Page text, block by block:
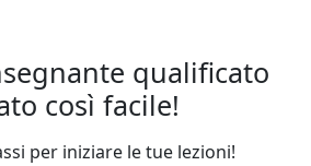
qualificato
così facile!
per iniziare le tue lezioni!